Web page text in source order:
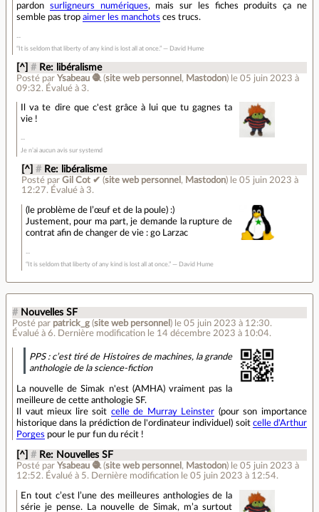
pardon surligneurs numériques, mais sur les fiches produits ça ne
semble pas trop aimer les manchots ces trucs.
“It is seldom that liberty of any kind is lost all at once.” ― David Hume
[^] # Re: libéralisme
Posté parYsabeau 🧶 (site web personnel , Mastodon) le 05 juin 2023 à
09:32. Évalué à 3.
Il va te dire que c'est grâce à lui que tu gagnes ta
vie !
Je n’ai aucun avis sur systemd
[^] # Re: libéralisme
Posté par Gil Cot ✔ (site web personnel , Mastodon) le 05 juin 2023 à
12:27. Évalué à 3.
(le problème de l’œuf et de la poule) :)
Justement, pour ma part, je demande la rupture de
contrat afin de changer de vie : go Larzac
“It is seldom that liberty of any kind is lost all at once.” ― David Hume
# Nouvelles SF
Posté par patrick_g (site web personnel ) le 05 juin 2023 à 12:30.
Évalué à 6. Dernière modification le 14 décembre 2023 à 10:04.
PPS : c’est tiré de Histoires de machines, la grande
anthologie de la science-fiction
La nouvelle de Simak n'est (AMHA) vraiment pas la
meilleure de cette anthologie SF.
Il vaut mieux lire soit celle de Murray Leinster (pour son importance
historique dans la prédiction de l'ordinateur individuel) soit celle d'Arthur
Porges pour le pur fun du récit !
[^] # Re: Nouvelles SF
Posté parYsabeau 🧶 (site web personnel , Mastodon) le 05 juin 2023 à
12:52. Évalué à 5. Dernière modification le 05 juin 2023 à 12:54.
En tout c’est l’une des meilleures anthologies de la
série je pense. La nouvelle de Simak, m’a surtout